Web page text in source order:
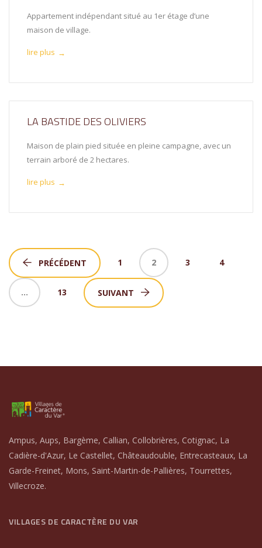
Appartement indépendant situé au 1er étage d’une
maison de village.
lire plus →
LA BASTIDE DES OLIVIERS
Maison de plain pied située en pleine campagne, avec un
terrain arboré de 2 hectares.
lire plus →
PRÉCÉDENT 1 2 3 4
… 13 SUIVANT
Ampus, Aups, Bargème, Callian, Collobrières, Cotignac, La
Cadière-d'Azur, Le Castellet, Châteaudouble, Entrecasteaux, La
Garde-Freinet, Mons, Saint-Martin-de-Pallières, Tourrettes,
Villecroze.
VILLAGES DE CARACTÈRE DU VAR